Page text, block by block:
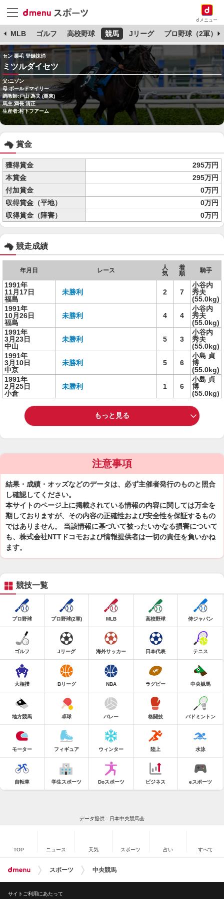
dメニュー
MLB ゴルフ 高校野球 競馬 Jリーグ プロ野球（2軍）
セン 栗毛 登録抹消
ミツルダイセツ
父:ニゾン
母:ボールドマイリー
調教師:戸山 為夫 (栗東)
馬主:満長 清正
生産者:村下フアーム
賞金
獲得賞金
295万円
本賞金
295万円
付加賞金
0万円
収得賞金（平地）
0万円
収得賞金（障害）
0万円
競走成績
年月日 レース
人
気
着
順
騎手
1991年
11月17日
福島
未勝利 2 7
小谷内
秀夫
(55.0kg)
1991年
10月26日
福島
未勝利 4 4
小谷内
秀夫
(55.0kg)
1991年
3月23日
中山
未勝利 5 3
小谷内
秀夫
(55.0kg)
1991年
3月10日
中京
未勝利 5 6
小島 貞
博
(55.0kg)
1991年
2月25日
小倉
未勝利 1 6
小島 貞
博
(55.0kg)
もっと見る
注意事項
結果・成績・オッズなどのデータは、必ず主催者発行のものと照合
し確認してください。
本サイトのページ上に掲載されている情報の内容に関しては万全を
期しておりますが、その内容の正確性および安全性を保証するもの
ではありません。 当該情報に基づいて被ったいかなる損害について
も、株式会社NTTドコモおよび情報提供者は一切の責任を負いかね
ます。
競技一覧
プロ野球 プロ野球(2軍) MLB 高校野球 侍ジャパン
ゴルフ Jリーグ 海外サッカー 日本代表 テニス
大相撲 Bリーグ NBA ラグビー 中央競馬
地方競馬 卓球 バレー 格闘技 バドミントン
モーター フィギュア ウィンター 陸上 水泳
自転車 学生スポーツ Doスポーツ ビジネス eスポーツ
データ提供：日本中央競馬会
TOP ニュース 天気 スポーツ 占い すべて
スポーツ 中央競馬
サイトご利用にあたって